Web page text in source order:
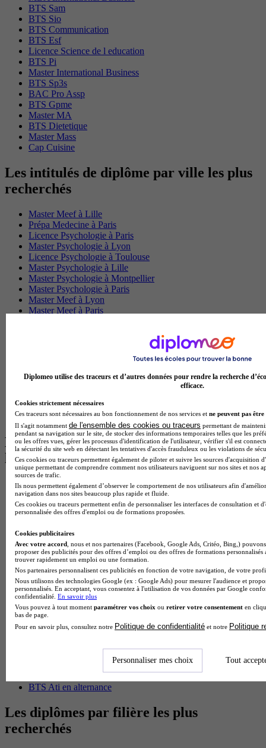
BTS Sam
BTS Sio
BTS Communication
BTS Esf
Licence Science de l education
BTS Pi
Master International Business
BTS Sp3s
BAC Pro Assp
BTS Gpme
Master MA
BTS Dietetique
Master Mass
Cap Cuisine
Les intitulés de diplôme par ville les plus
recherchés
Master Meef à Lille
Prépa Medecine à Paris
Licence Psychologie à Paris
Master Psychologie à Lyon
Licence Psychologie à Toulouse
Master Psychologie à Lille
Master Psychologie à Montpellier
Master Psychologie à Paris
Master Meef à Lyon
Master Meef à Paris
Master Informatique à Paris
BTS Communication à Lyon
BTS Ndrc à Lyon
Les intitulés de diplôme par alternance
les plus recherchés
BTS Esf en alternance
BTS Dietetique en alternance
BTS Mco en alternance
BTS Pi en alternance
Master CCA en alternance
BTS Ndrc en alternance
BTS Sam en alternance
Cap Fleuriste en alternance
BTS Sio en alternance
MSc Marketing Digital en alternance
BTS Gpme en alternance
Cap Electricien en alternance
BTS Gpn en alternance
BTS Domotique en alternance
BTS Ati en alternance
Les diplômes par filière les plus
recherchés
Diplomeo utilise des traceurs et d’autres données pour rendre la recherche
efficace.
Cookies strictement nécessaires
Ces traceurs sont nécessaires au bon fonctionnement de nos services et ne peuvent pas être
Il s'agit notamment de l'ensemble des cookies ou traceurs permettant de
pendant sa navigation sur le site, de stocker des informations temporaires telles que les
ou les offres vues, gérer les processus d'identification de l'utilisateur, vérifier s'il est
la sécurité du site web en détectant les tentatives d'accès frauduleux ou les violations de
Ces cookies ou traceurs permettent également de piloter et suivre les sources d'acquisition
unique permettant de comprendre comment nos utilisateurs naviguent sur nos sites et nos
sources de trafic.
Ils nous permettent également d’observer le comportement de nos utilisateurs afin
navigation dans nos sites beaucoup plus rapide et fluide.
Ces cookies ou traceurs permettent enfin de personnaliser les interfaces de consultation et
personnalisée des offres d'emploi ou de formations proposées.
Cookies publicitaires
Avec votre accord , nous et nos partenaires (Facebook, Google Ads, Critéo, Bing,)
proposer des publicités pour des offres d’emploi ou des offres de formations
trouver rapidement un emploi ou une formation.
Nos partenaires personnalisent ces publicités en fonction de votre navigation, de votre
Nous utilisons des technologies Google (ex : Google Ads) pour mesurer l'audience et
personnalisés. En acceptant, vous consentez à l'utilisation de vos données par Google
confidentialité. En savoir plus
Vous pouvez à tout moment paramétrer vos choix ou retirer votre consentement en
bas de page.
Pour en savoir plus, consultez notre Politique de confidentialité et notre Politique
Personnaliser mes choix Tout